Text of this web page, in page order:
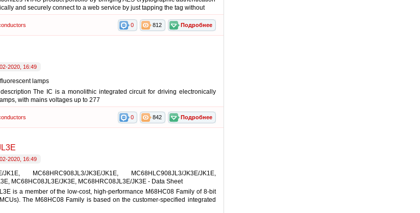
and securely connect to a web service by just tapping the tag without
Подробнее
812
0
2020, 16:49
lamps
The IC is a monolithic integrated circuit for driving electronically
with mains voltages up to 277
Подробнее
842
0
2020, 16:49
JK1E, MC68HRC908JL3/JK3E/JK1E, MC68HLC908JL3/JK3E/JK1E,
MC68HC08JL3E/JK3E, MC68HRC08JL3E/JK3E - Data Sheet
is a member of the low-cost, high-performance M68HC08 Family of 8-bit
The M68HC08 Family is based on the customer-specified integrated